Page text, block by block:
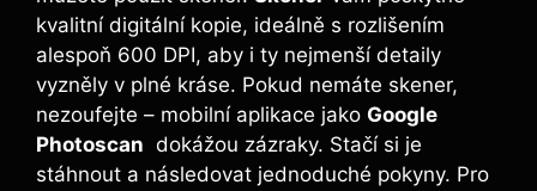
kvalitní digitální ‌kopie, ideálně s ‍rozlišením
alespoň 600 DPI, ⁢aby⁤ i ty nejmenší detaily‍
vyzněly⁣ v plné kráse. Pokud nemáte skener,
nezoufejte – ​mobilní aplikace ⁣jako Google
Photoscan ⁢ dokážou zázraky. Stačí‌ si je
stáhnout ⁢a následovat jednoduché pokyny.‍ Pro